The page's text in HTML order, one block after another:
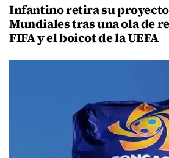
Infantino retira su
Mundiales tras una ola de
FIFA y el boicot de la UEFA